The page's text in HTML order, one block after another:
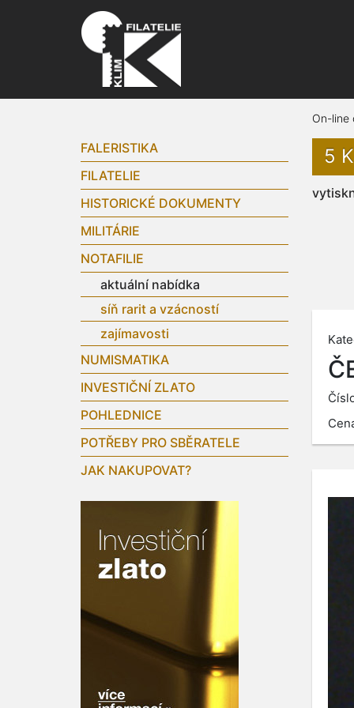
FALERISTIKA
FILATELIE
HISTORICKÉ DOKUMENTY
MILITÁRIE
NOTAFILIE
aktuální nabídka
síň rarit a vzácností
zajímavosti
NUMISMATIKA
INVESTIČNÍ ZLATO
POHLEDNICE
POTŘEBY PRO SBĚRATELE
JAK NAKUPOVAT?
On-line
5